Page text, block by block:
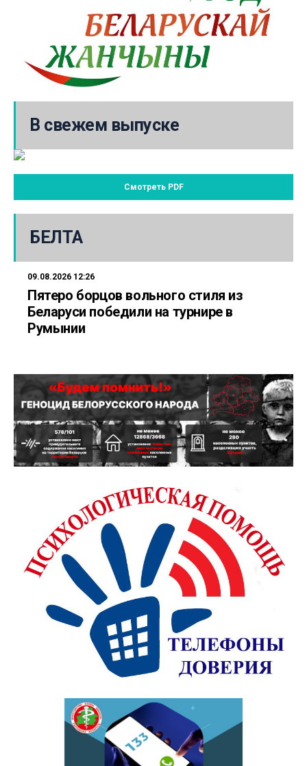
В свежем выпуске
Смотреть PDF
БЕЛТА
09.08.2026 12:26
Пятеро борцов вольного стиля из
Беларуси победили на турнире в
Румынии